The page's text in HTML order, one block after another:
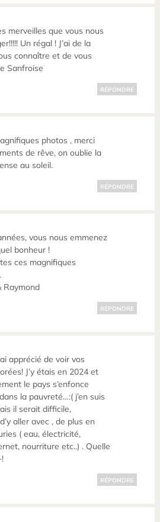
merveilles que vous nous
Un régal ! J’ai de la
connaître et de vous
Sanfroise
RÉPONDRE
photos , merci
de rêve, on oublie la
au soleil.
RÉPONDRE
vous nous emmenez
bonheur !
ces magnifiques
Raymond
RÉPONDRE
apprécié de voir vos
J’y étais en 2024 et
le pays s’enfonce
la pauvreté…:( j’en suis
il serait difficile,
aller avec , de plus en
( eau, électricité,
nourriture etc..) . Quelle
RÉPONDRE